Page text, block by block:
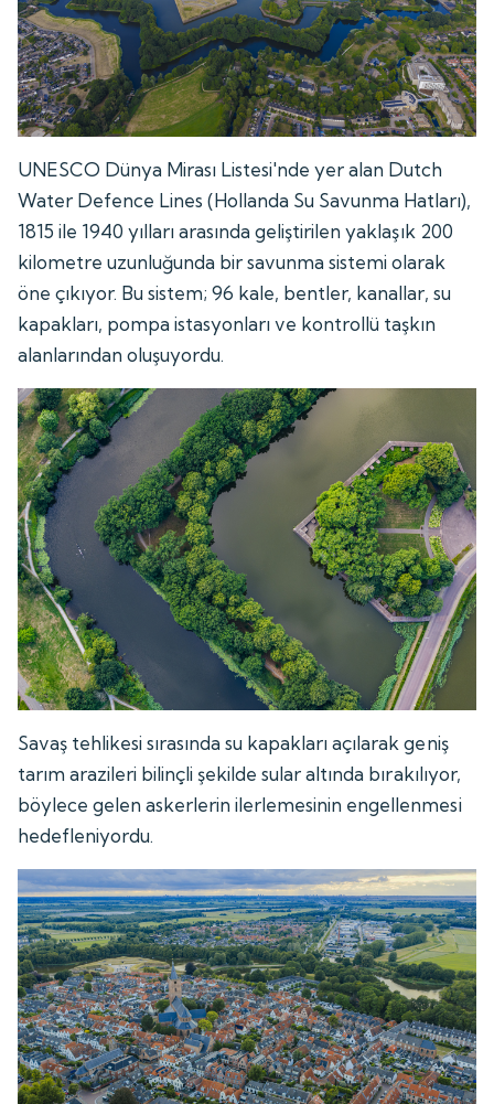
UNESCO Dünya Mirası Listesi'nde yer alan Dutch
Water Defence Lines (Hollanda Su Savunma Hatları),
1815 ile 1940 yılları arasında geliştirilen yaklaşık 200
kilometre uzunluğunda bir savunma sistemi olarak
öne çıkıyor. Bu sistem; 96 kale, bentler, kanallar, su
kapakları, pompa istasyonları ve kontrollü taşkın
alanlarından oluşuyordu.
Savaş tehlikesi sırasında su kapakları açılarak geniş
tarım arazileri bilinçli şekilde sular altında bırakılıyor,
böylece gelen askerlerin ilerlemesinin engellenmesi
hedefleniyordu.